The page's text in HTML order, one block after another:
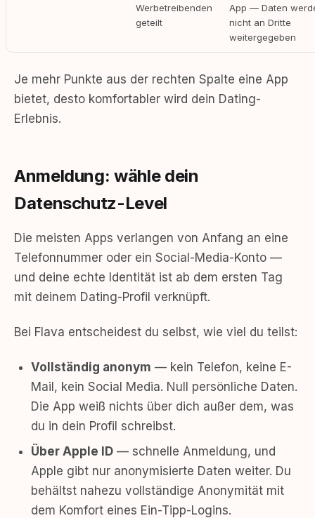
Werbetreibenden
geteilt
App — Daten
nicht an Dritte
weitergegeben
Je mehr Punkte aus der rechten Spalte eine App
bietet, desto komfortabler wird dein Dating-
Erlebnis.
Anmeldung: wähle dein
Datenschutz-Level
Die meisten Apps verlangen von Anfang an eine
Telefonnummer oder ein Social-Media-Konto —
und deine echte Identität ist ab dem ersten Tag
mit deinem Dating-Profil verknüpft.
Bei Flava entscheidest du selbst, wie viel du teilst:
Vollständig anonym — kein Telefon, keine E-
Mail, kein Social Media. Null persönliche Daten.
Die App weiß nichts über dich außer dem, was
du in dein Profil schreibst.
Über Apple ID — schnelle Anmeldung, und
Apple gibt nur anonymisierte Daten weiter. Du
behältst nahezu vollständige Anonymität mit
dem Komfort eines Ein-Tipp-Logins.